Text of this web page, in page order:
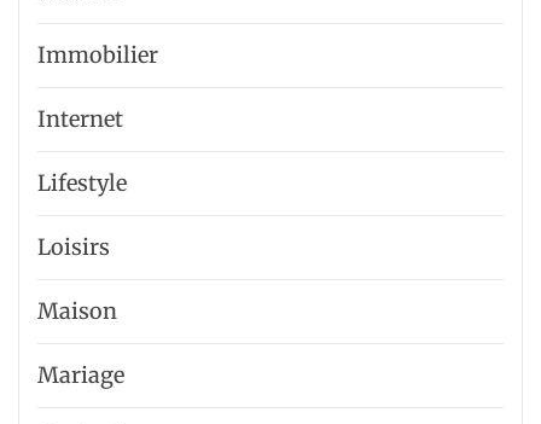
Immobilier
Internet
Lifestyle
Loisirs
Maison
Mariage